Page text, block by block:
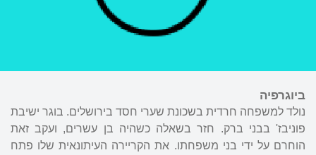
ביוגרפיה
נולד למשפחה חרדית בשכונת שערי חסד בירושלים. בוגר ישיבת
פוניבז' בבני ברק. חזר בשאלה כשהיה בן עשרים, ועקב זאת
הוחרם על ידי בני משפחתו. את הקריירה העיתונאית שלו פתח